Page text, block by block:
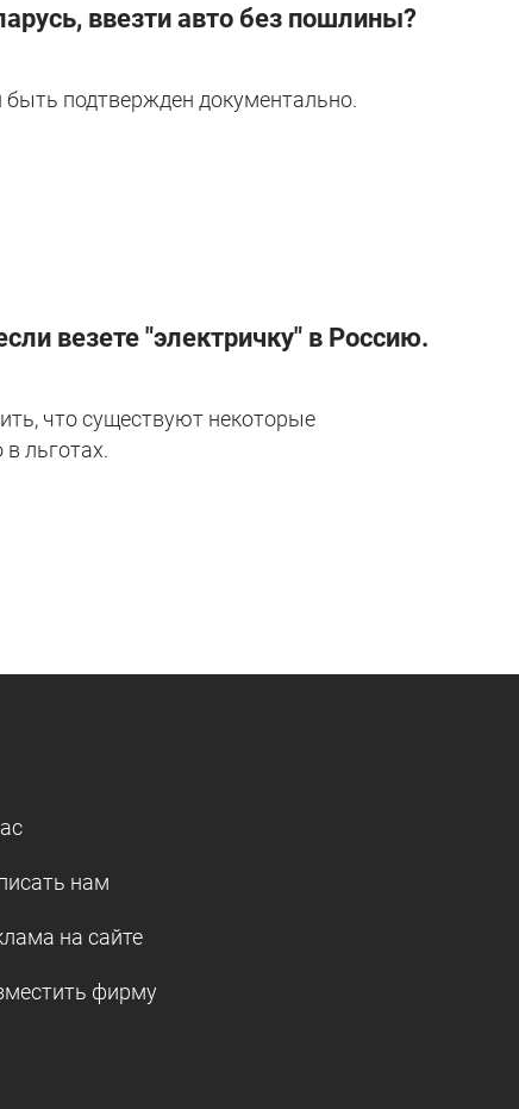
ввезти авто без пошлины?
подтвержден документально.
везете "электричку" в Россию.
что существуют некоторые
льготах.
нам
на сайте
фирму